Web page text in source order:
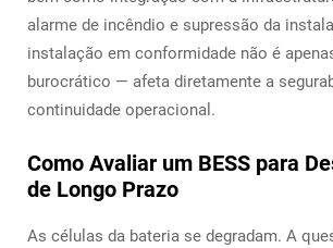
alarme de incêndio e supressão da
instalação em conformidade não é
burocrático — afeta diretamente a
continuidade operacional.
Como Avaliar um BESS para
de Longo Prazo
As células da bateria se degradam. A